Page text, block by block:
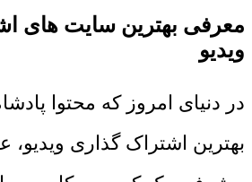
معرفی بهترین سایت های
ویدیو
در دنیای امروز که محتوا
بهترین اشتراک گذاری ویدیو،